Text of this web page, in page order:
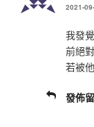
2021-
我發
前絕
若被
發佈